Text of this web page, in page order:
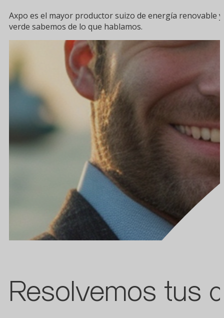
Axpo es el mayor productor suizo de energía renovable
verde sabemos de lo que hablamos.
Resolvemos tus